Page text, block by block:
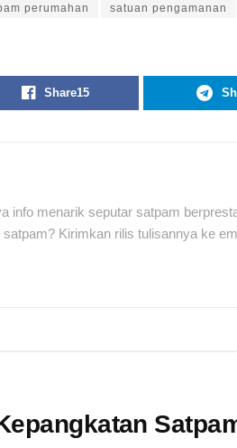
perumahan satuan pengamanan
Share15
info menarik seputar satpam
Kirimkan rilis tulisannya ke